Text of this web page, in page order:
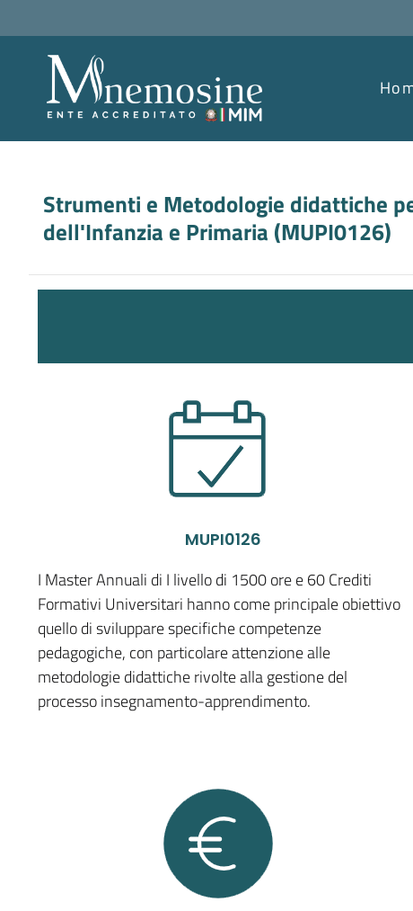
Strumenti e Metodologie didattiche
dell'Infanzia e Primaria (MUPI0126)
MUPI0126
I Master Annuali di I livello di 1500 ore e 60 Crediti
Formativi Universitari hanno come principale obiettivo
quello di sviluppare specifiche competenze
pedagogiche, con particolare attenzione alle
metodologie didattiche rivolte alla gestione del
processo insegnamento-apprendimento.